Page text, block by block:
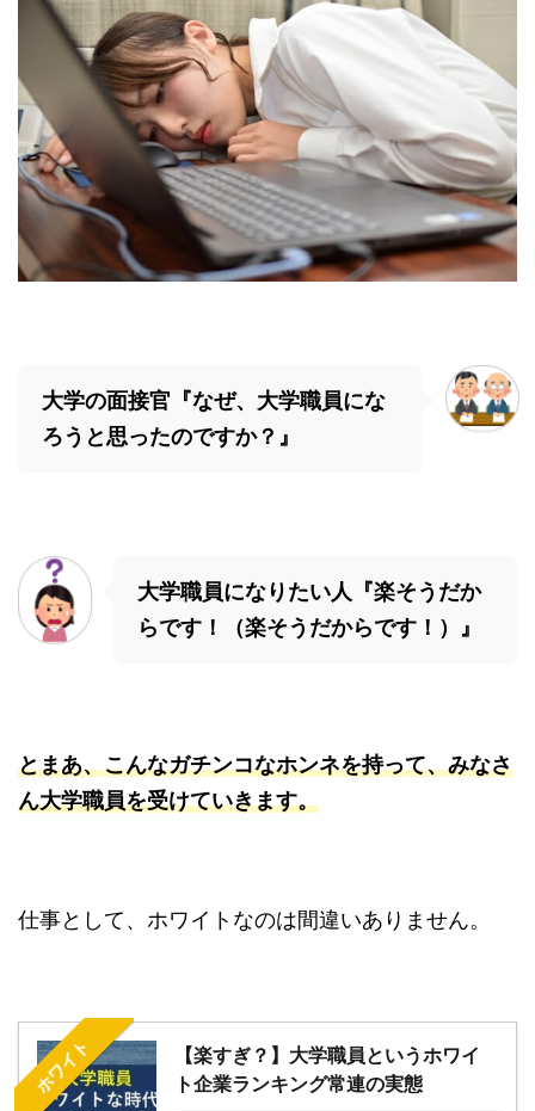
大学の面接官『なぜ、大学職員にな
ろうと思ったのですか？』
大学職員になりたい人『楽そうだか
らです！（楽そうだからです！）』
とまあ、こんなガチンコなホンネを持って、みなさ
ん大学職員を受けていきます。
仕事として、ホワイトなのは間違いありません。
ホワイト
【楽すぎ？】大学職員というホワイ
ト企業ランキング常連の実態